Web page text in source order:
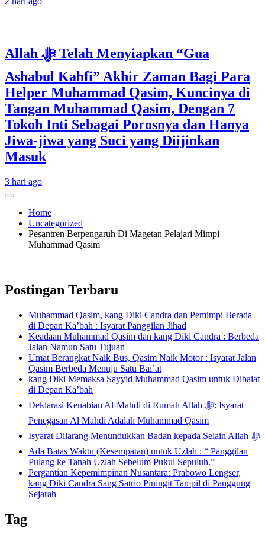
Allah ﷻ Telah Menyiapkan “Gua
Ashabul Kahfi” Akhir Zaman Bagi Para
Helper Muhammad Qasim, Kuncinya di
Tangan Muhammad Qasim, Dengan 7
Tokoh Inti Sebagai Porosnya dan Hanya
Jiwa-jiwa yang Suci yang Diijinkan
Masuk
3 hari ago
Home
Uncategorized
Pesantren Berpengaruh Di Magetan Pelajari Mimpi
Muhammad Qasim
Postingan Terbaru
Muhammad Qasim, kang Diki Candra dan Pemimpi Berada
di Depan Ka’bah : Isyarat Panggilan Jihad
Keadaan Muhammad Qasim dan kang Diki Candra : Berbeda
Jalan Namun Satu Tujuan
Umat Berangkat Naik Bus, Qasim Naik Motor : Isyarat Jalan
Qasim Berbeda Menuju Satu Bai’at
kang Diki Memaksa Sayyid Muhammad Qasim untuk Dibaiat
di Depan Ka’bah
Deklarasi Kenabian Al-Mahdi di Rumah Allah ﷻ: Isyarat
Penegasan Al Mahdi Adalah Muhammad Qasim
Isyarat Dilarang Menundukkan Badan kepada Selain Allah ﷻ
Ada Batas Waktu (Kesempatan) untuk Uzlah : “ Panggilan
Pulang ke Tanah Uzlah Sebelum Pukul Sepuluh.”
Pergantian Kepemimpinan Nusantara: Prabowo Lengser,
kang Diki Candra Sang Satrio Piningit Tampil di Panggung
Sejarah
Tag